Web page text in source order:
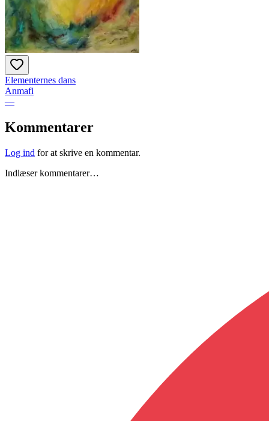
Elementernes dans
Anmafi
—
Kommentarer
Log ind for at skrive en kommentar.
Indlæser kommentarer…